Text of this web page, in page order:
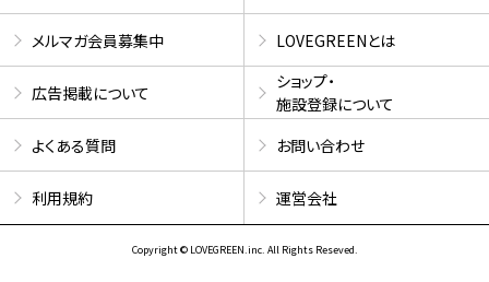
メルマガ会員募集中 LOVEGREENとは
広告掲載について
ショップ・
施設登録について
よくある質問
お問い合わせ
利用規約 運営会社
Copyright © LOVEGREEN.inc. All Rights Reseved.